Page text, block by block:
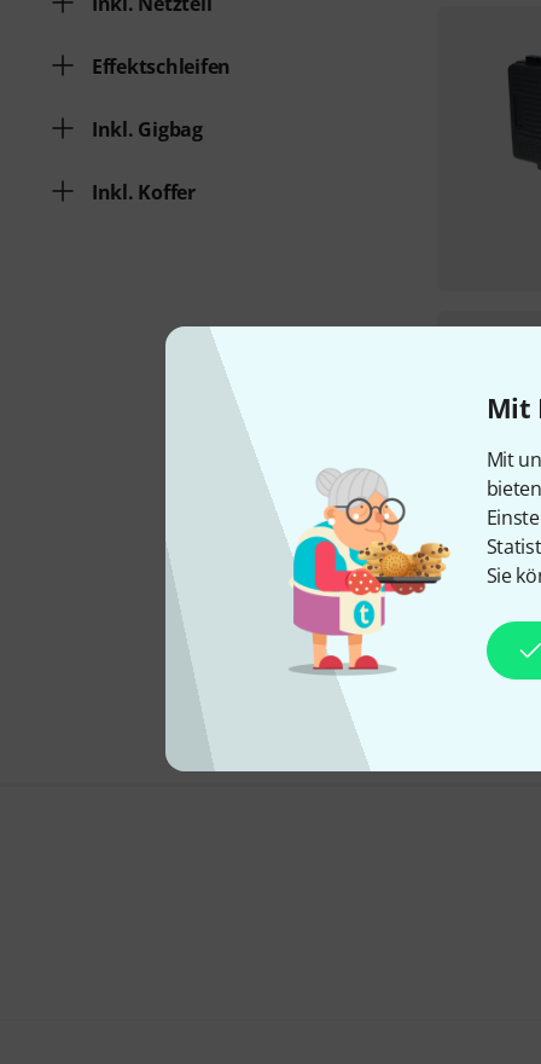
Mit
Mit
Sie
Effektschleifen
Inkl. Gigbag
Inkl. Koffer